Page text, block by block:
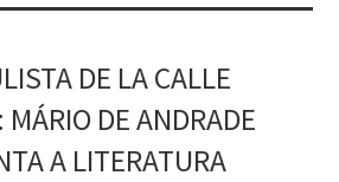
DE LA CALLE
MÁRIO DE ANDRADE
A LITERATURA